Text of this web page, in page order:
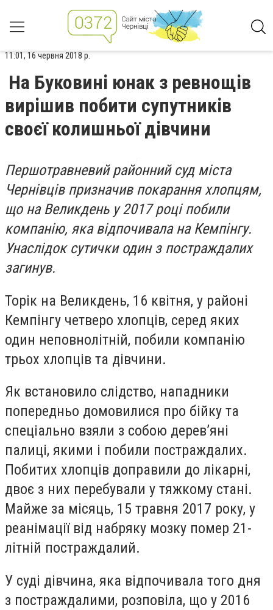
11:01, 16 червня 2018 р.
На Буковині юнак з ревнощів
вирішив побити супутників
своєї колишньої дівчини
Першотравневий районний суд міста
Чернівців призначив покарання хлопцям,
що на Великдень у 2017 році побили
компанію, яка відпочивала на Кемпінгу.
Унаслідок сутички один з постраждалих
загинув.
Торік на Великдень, 16 квітня, у районі
Кемпінгу четверо хлопців, серед яких
один неповнолітній, побили компанію
трьох хлопців та дівчини.
Як встановило слідство, нападники
попередньо домовилися про бійку та
спеціально взяли з собою дерев’яні
палиці, якими і побили постраждалих.
Побитих хлопців доправили до лікарні,
двоє з них перебували у тяжкому стані.
Майже за місяць, 15 травня 2017 року, у
реанімації від набряку мозку помер 21-
літній постраждалий.
У суді дівчина, яка відпочивала того дня
з постраждалими, розповіла, що у 2016